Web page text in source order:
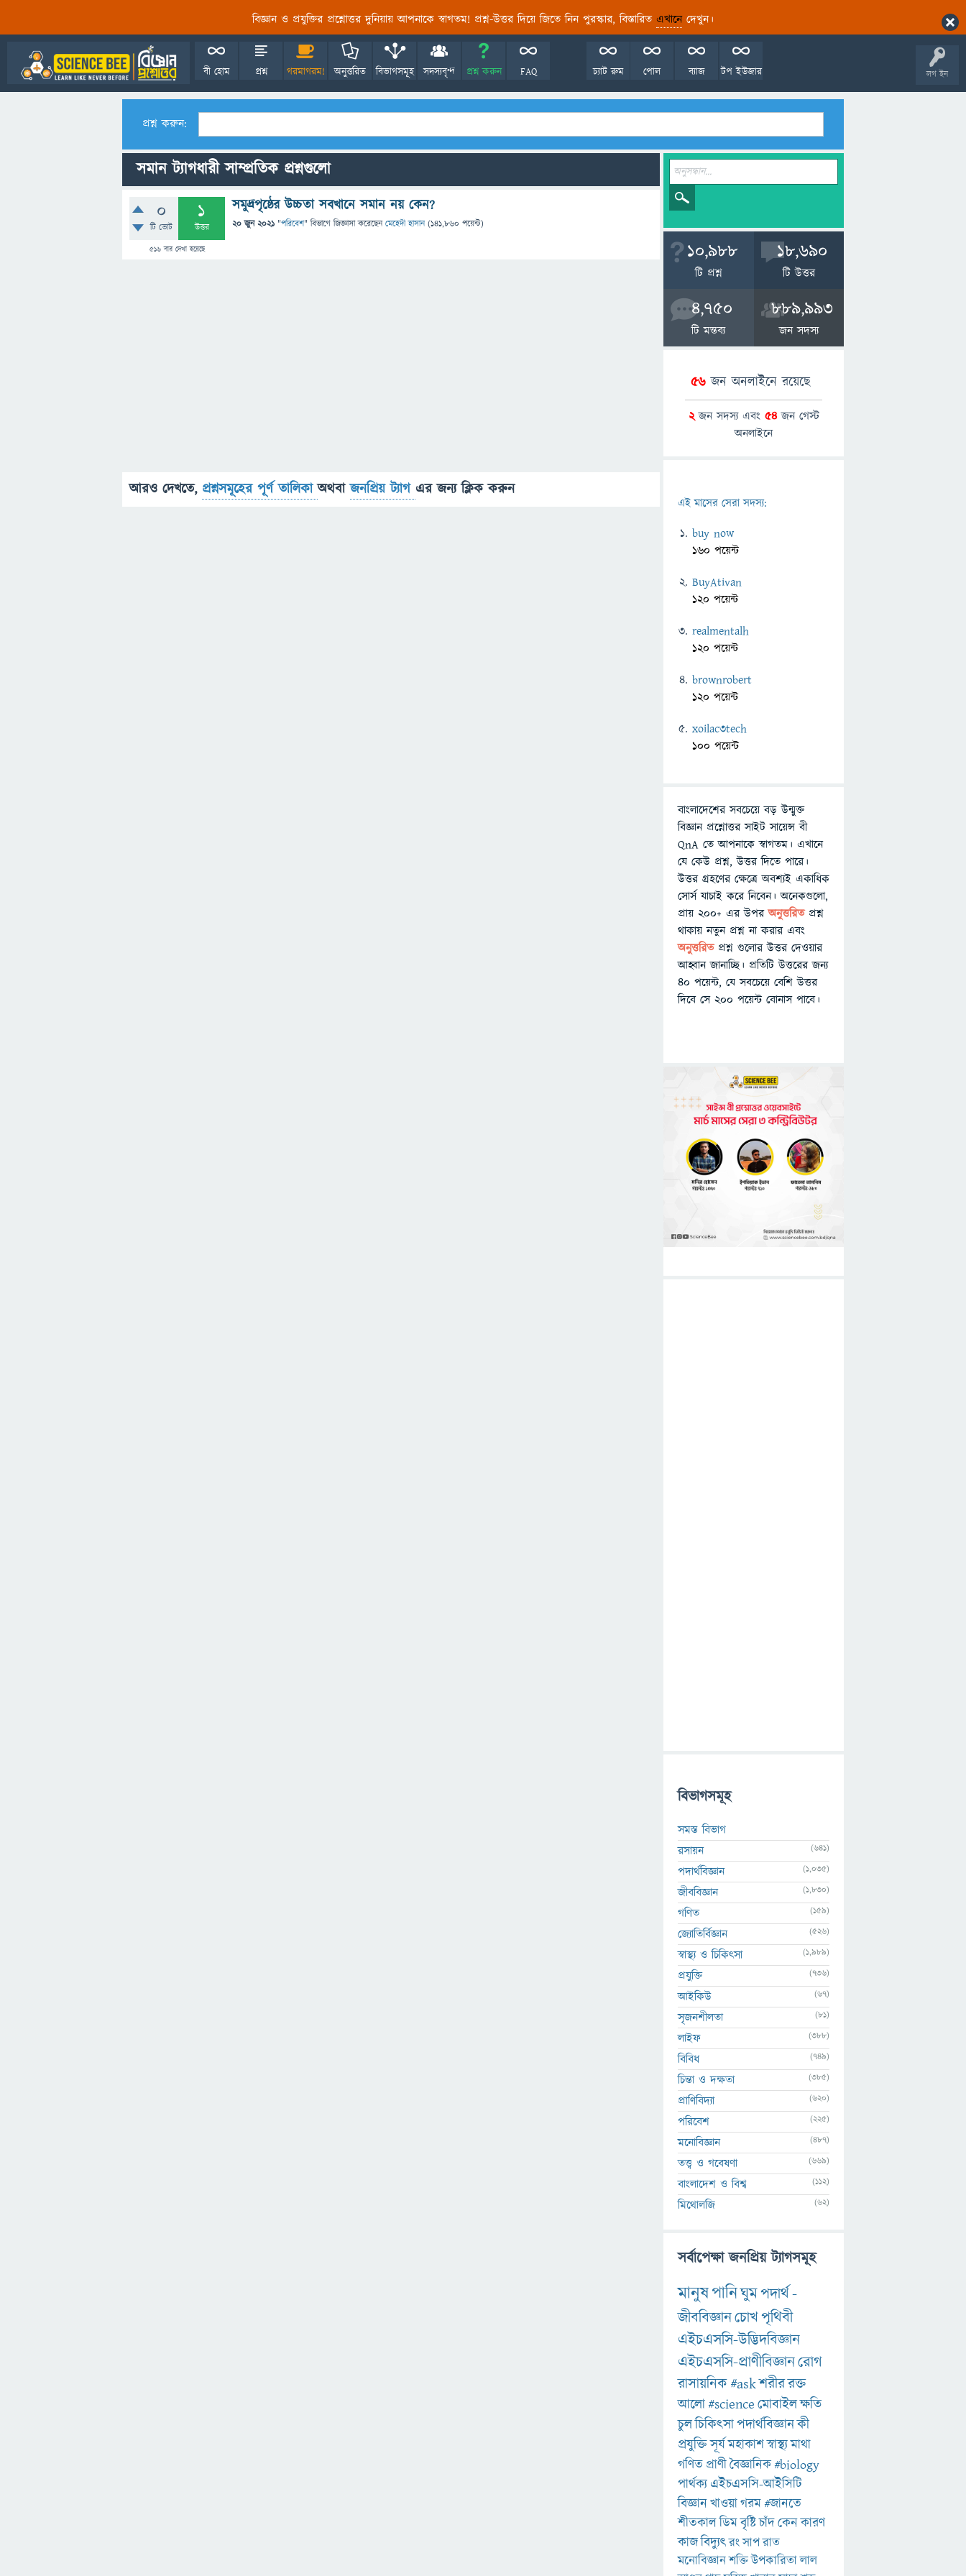
বিজ্ঞান ও প্রযুক্তির প্রশ্নোত্তর দুনিয়ায় আপনাকে স্বাগতম! প্রশ্ন-উত্তর দিয়ে জিতে নিন পুরস্কার, বিস্তারিত এখানেদেখুন।
লগ ইন
বী হোম প্রশ্ন গরমাগরম! অনুত্তরিত বিভাগসমূহ সদস্যবৃন্দ প্রশ্ন করুন FAQ টপ ইউজার
ব্যাজ
পোল
চ্যাট রুম
প্রশ্ন করুন:
সমান ট্যাগধারী সাম্প্রতিক প্রশ্নগুলো
0
টি ভোট
1
উত্তর
516 বার দেখা হয়েছে
সমুদ্রপৃষ্ঠের উচ্চতা সবখানে সমান নয় কেন?
20 জুন 2021 "পরিবেশ" বিভাগে জিজ্ঞাসাকরেছেনমেহেদী হাসান (141,860 পয়েন্ট)
আরও দেখতে, প্রশ্নসমূহের পূর্ণ তালিকাঅথবাজনপ্রিয় ট্যাগ এর জন্য ক্লিক করুন
10,988
টি প্রশ্ন
18,690
টি উত্তর
4,750
টি মন্তব্য
889,993
জন সদস্য
56 জন অনলাইনে রয়েছে
2জন সদস্য এবং 54জন গেস্ট
অনলাইনে
এই মাসের সেরা সদস্য:
buy now
160 পয়েন্ট
BuyAtivan
120 পয়েন্ট
realmentalh
120 পয়েন্ট
brownrobert
120 পয়েন্ট
xoilac3tech
100 পয়েন্ট
বাংলাদেশের সবচেয়ে বড় উন্মুক্ত
বিজ্ঞান প্রশ্নোত্তর সাইট সায়েন্স বী
QnA তে আপনাকে স্বাগতম। এখানে
যে কেউ প্রশ্ন, উত্তর দিতে পারে।
উত্তর গ্রহণের ক্ষেত্রে অবশ্যই একাধিক
সোর্স যাচাই করে নিবেন। অনেকগুলো,
প্রায় ২০০+ এর উপরঅনুত্তরিতপ্রশ্ন
থাকায় নতুন প্রশ্ন না করার এবং
অনুত্তরিত প্রশ্ন গুলোর উত্তর দেওয়ার
আহ্বান জানাচ্ছি। প্রতিটি উত্তরের জন্য
৪০ পয়েন্ট, যে সবচেয়ে বেশি উত্তর
দিবে সে ২০০ পয়েন্ট বোনাস পাবে।
বিভাগসমূহ
সমস্ত বিভাগ
রসায়ন
(641)
পদার্থবিজ্ঞান (1,035)
জীববিজ্ঞান (1,830)
গণিত (159)
জ্যোতির্বিজ্ঞান (526)
স্বাস্থ্য ও চিকিৎসা (1,989)
প্রযুক্তি (736)
আইকিউ (67)
সৃজনশীলতা (81)
লাইফ (388)
বিবিধ (749)
চিন্তা ও দক্ষতা (385)
প্রাণিবিদ্যা (620)
পরিবেশ (225)
মনোবিজ্ঞান (487)
তত্ত্ব ও গবেষণা (669)
বাংলাদেশ ও বিশ্ব (112)
মিথোলজি (62)
সর্বাপেক্ষা জনপ্রিয় ট্যাগসমূহ
মানুষপানিঘুমপদার্থ-
জীববিজ্ঞানচোখপৃথিবী
এইচএসসি-উদ্ভিদবিজ্ঞান
এইচএসসি-প্রাণীবিজ্ঞানরোগ
রাসায়নিক#askশরীররক্ত
আলো#scienceমোবাইলক্ষতি
চুলচিকিৎসাপদার্থবিজ্ঞানকী
প্রযুক্তিসূর্যমহাকাশস্বাস্থ্যমাথা
গণিত প্রাণীবৈজ্ঞানিক#biology
পার্থক্য এইচএসসি-আইসিটি
বিজ্ঞানখাওয়াগরম#জানতে
শীতকালডিমবৃষ্টিচাঁদকেনকারণ
কাজবিদ্যুৎরংসাপরাত
মনোবিজ্ঞানশক্তিউপকারিতালাল